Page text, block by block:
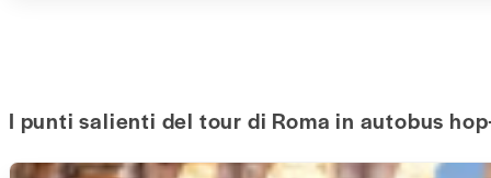
I punti salienti del tour di Roma in autobus